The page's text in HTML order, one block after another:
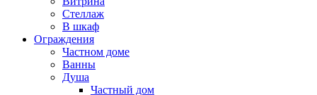
Стеллаж
В шкаф
Ограждения
Частном доме
Ванны
Душа
Частный дом